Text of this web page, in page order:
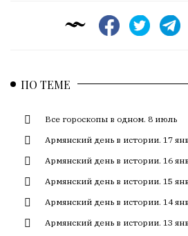
ПО ТЕМЕ
Все гороскопы в одном. 8 июль
Армянский день в истории. 17
Армянский день в истории. 16
Армянский день в истории. 15
Армянский день в истории. 14
Армянский день в истории. 13